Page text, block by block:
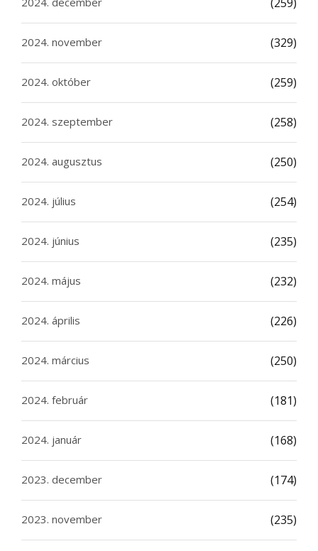
(259)
2024. november (329)
2024. október (259)
2024. szeptember (258)
2024. augusztus (250)
2024. július (254)
2024. június (235)
2024. május (232)
2024. április (226)
2024. március (250)
2024. február (181)
2024. január (168)
2023. december (174)
2023. november (235)